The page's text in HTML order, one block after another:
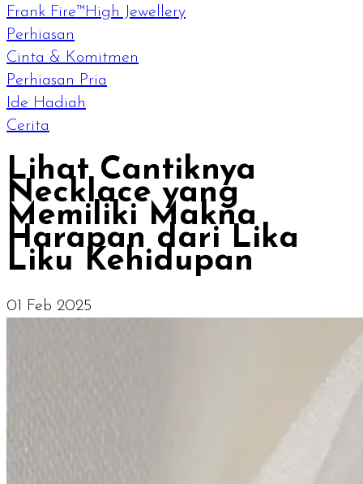
Frank Fire™High Jewellery
Perhiasan
Cinta & Komitmen
Perhiasan Pria
Ide Hadiah
Cerita
Lihat Cantiknya
Necklace yang
Memiliki Makna
Harapan dari Lika
Liku Kehidupan
01 Feb 2025